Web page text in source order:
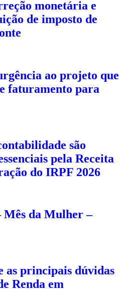
monetária e
de imposto de
ao projeto que
faturamento para
são
pela Receita
do IRPF 2026
Mês da Mulher –
as principais dúvidas
Renda em